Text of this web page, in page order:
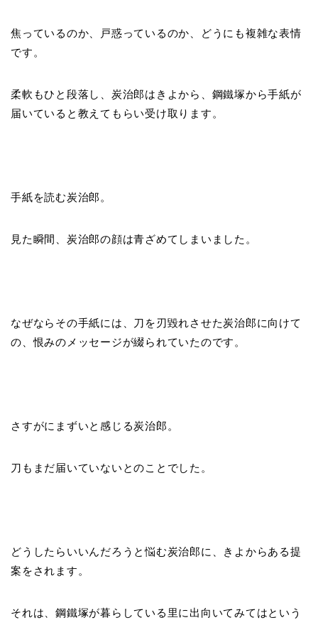
焦っているのか、戸惑っているのか、どうにも複雑な表情
です。
柔軟もひと段落し、炭治郎はきよから、鋼鐵塚から手紙が
届いていると教えてもらい受け取ります。
手紙を読む炭治郎。
見た瞬間、炭治郎の顔は青ざめてしまいました。
なぜならその手紙には、刀を刃毀れさせた炭治郎に向けて
の、恨みのメッセージが綴られていたのです。
さすがにまずいと感じる炭治郎。
刀もまだ届いていないとのことでした。
どうしたらいいんだろうと悩む炭治郎に、きよからある提
案をされます。
それは、鋼鐵塚が暮らしている里に出向いてみてはという